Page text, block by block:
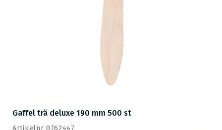
Gaffel trä deluxe 190 mm 500 st